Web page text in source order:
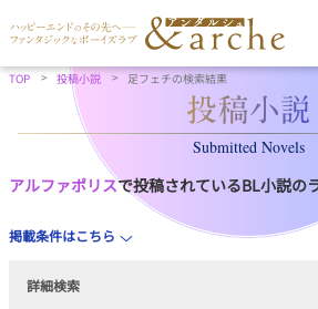
TOP 投稿小説 足フェチの検索結果
Submitted Novels
アルファポリスで投稿されているBL小説の
掲載条件はこちら
詳細検索